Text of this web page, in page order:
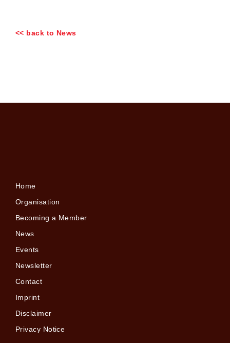
<< back to News
Home
Organisation
Becoming a Member
News
Events
Newsletter
Contact
Imprint
Disclaimer
Privacy Notice